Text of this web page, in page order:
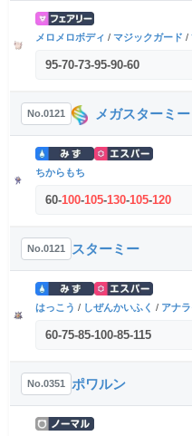
メロメロボディ / マジックガード /
95-70-73-95-90-60
No.0121 メガスターミー
ちからもち
60-100-105-130-105-120
No.0121 スターミー
はっこう / しぜんかいふく / アナ
60-75-85-100-85-115
No.0351 ポワルン